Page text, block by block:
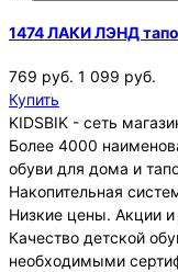
1474 ЛАКИ ЛЭНД
769 руб. 1 099 руб.
Купить
KIDSBIK - сеть
Более 4000
обуви для дома и
Накопительная
Низкие цены. Акции
Качество детской
необходимыми